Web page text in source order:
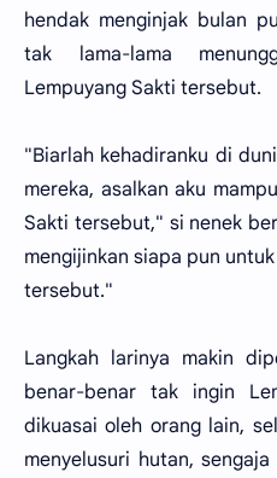
hendak menginjak bulan
tak lama-lama
Lempuyang Sakti tersebut.
"Biarlah kehadiranku di
mereka, asalkan aku
Sakti tersebut," si nenek
mengijinkan siapa pun
tersebut."
Langkah larinya makin
benar-benar tak ingin
dikuasai oleh orang lain,
menyelusuri hutan,